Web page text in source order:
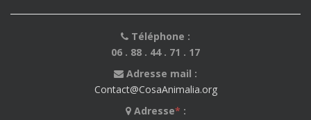
Téléphone :
06 . 88 . 44 . 71 . 17
Adresse mail :
Contact@CosaAnimalia.org
Adresse* :